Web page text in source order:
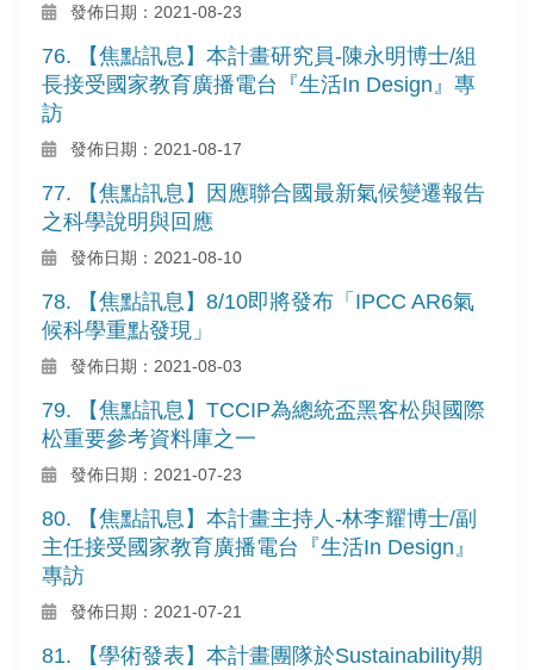
發佈日期：2021-08-23
76. 【焦點訊息】本計畫研究員-陳永明博士/組
長接受國家教育廣播電台『生活In Design』專
訪
發佈日期：2021-08-17
77. 【焦點訊息】因應聯合國最新氣候變遷報告
之科學說明與回應
發佈日期：2021-08-10
78. 【焦點訊息】8/10即將發布「IPCC AR6氣
候科學重點發現」
發佈日期：2021-08-03
79. 【焦點訊息】TCCIP為總統盃黑客松與國際
松重要參考資料庫之一
發佈日期：2021-07-23
80. 【焦點訊息】本計畫主持人-林李耀博士/副
主任接受國家教育廣播電台『生活In Design』
專訪
發佈日期：2021-07-21
81. 【學術發表】本計畫團隊於Sustainability期